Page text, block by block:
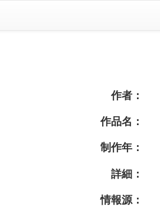
作者：
作品名：
制作年：
詳細：
情報源：